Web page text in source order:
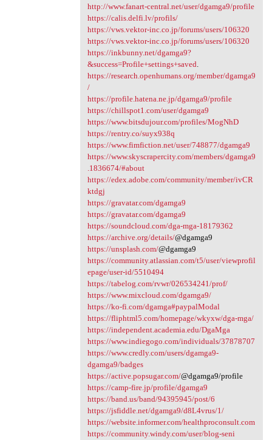
http://www.fanart-central.net/user/dgamga9/profile
https://calis.delfi.lv/profils/
https://vws.vektor-inc.co.jp/forums/users/106320
https://vws.vektor-inc.co.jp/forums/users/106320
https://inkbunny.net/dgamga9?
&success=Profile+settings+saved
https://research.openhumans.org/member/dgamga9
/
https://profile.hatena.ne.jp/dgamga9/profile
https://chillspot1.com/user/dgamga9
https://www.bitsdujour.com/profiles/MogNhD
https://rentry.co/suyx938q
https://www.fimfiction.net/user/748877/dgamga9
https://www.skyscrapercity.com/members/dgamga9
.1836674/#about
https://edex.adobe.com/community/member/ivCR
ktdgj
https://gravatar.com/dgamga9
https://gravatar.com/dgamga9
https://soundcloud.com/dga-mga-18179362
https://archive.org/details/@dgamga9
https://unsplash.com/@dgamga9
https://community.atlassian.com/t5/user/viewprofil
epage/user-id/5510494
https://tabelog.com/rvwr/026534241/prof/
https://www.mixcloud.com/dgamga9/
https://ko-fi.com/dgamga#paypalModal
https://fliphtml5.com/homepage/wkyxw/dga-mga/
https://independent.academia.edu/DgaMga
https://www.indiegogo.com/individuals/37878707
https://www.credly.com/users/dgamga9-
dgamga9/badges
https://active.popsugar.com/@dgamga9/profile
https://camp-fire.jp/profile/dgamga9
https://band.us/band/94395945/post/6
https://jsfiddle.net/dgamga9/d8L4vrus/1/
https://website.informer.com/healthproconsult.com
https://community.windy.com/user/blog-seni